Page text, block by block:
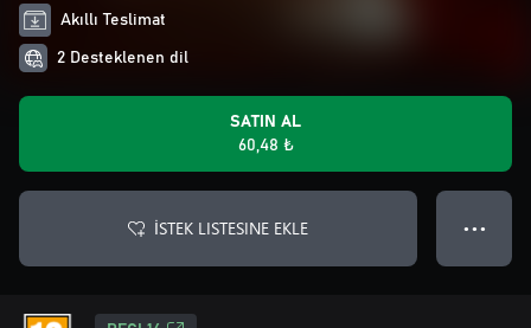
Akıllı Teslimat
2 Desteklenen dil
SATIN AL
60,48 ₺
İSTEK LISTESINE EKLE ● ● ●